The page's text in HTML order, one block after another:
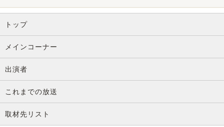
トップ
メインコーナー
出演者
これまでの放送
取材先リスト